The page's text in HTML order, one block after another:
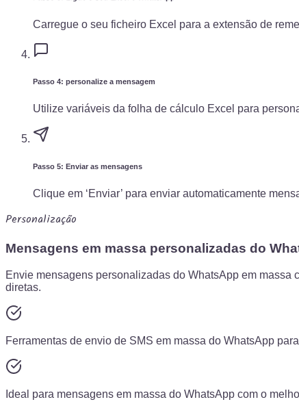
Carregue o seu ficheiro Excel para a extensão de
Passo 4: personalize a mensagem
Utilize variáveis da folha de cálculo Excel para
Passo 5: Enviar as mensagens
Clique em ‘Enviar’ para enviar automaticamente
Personalização
Mensagens em massa personalizadas do
Envie mensagens personalizadas do WhatsApp em
diretas.
Ferramentas de envio de SMS em massa do WhatsApp
Ideal para mensagens em massa do WhatsApp com o